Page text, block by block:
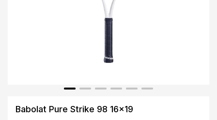
Babolat Pure Strike 98 16x19